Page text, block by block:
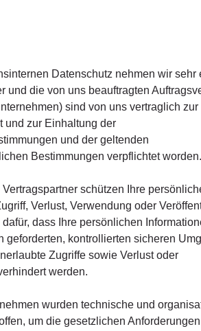
Datenschutz nehmen wir sehr
und die von uns beauftragten
sind von uns vertraglich zur
und zur Einhaltung der
und der geltenden
Bestimmungen verpflichtet worden.
schützen Ihre
Verlust, Verwendung oder
dass Ihre persönlichen
geforderten, kontrollierten sicheren
Zugriffe sowie Verlust oder
werden.
wurden technische und
um die gesetzlichen